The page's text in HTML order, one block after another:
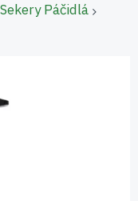
Páčidlá